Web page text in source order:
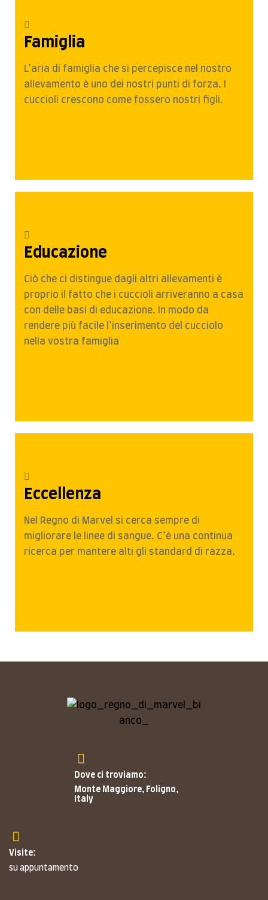
Famiglia
L’aria di famiglia che si percepisce nel nostro
allevamento è uno dei nostri punti di forza. I
cuccioli crescono come fossero nostri figli.
Educazione
Ciò che ci distingue dagli altri allevamenti è
proprio il fatto che i cuccioli arriveranno a casa
con delle basi di educazione. In modo da
rendere più facile l’inserimento del cucciolo
nella vostra famiglia
Eccellenza
Nel Regno di Marvel si cerca sempre di
migliorare le linee di sangue. C’è una continua
ricerca per mantere alti gli standard di razza.
Dove ci troviamo:
Monte Maggiore, Foligno,
Italy
Visite:
su appuntamento